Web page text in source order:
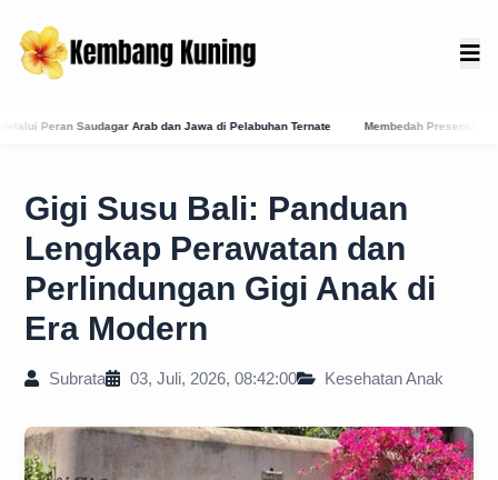
di Pelabuhan Ternate Membedah Presensi Online Karangasem: Strategi Digitalisasi
Gigi Susu Bali: Panduan
Lengkap Perawatan dan
Perlindungan Gigi Anak di
Era Modern
Subrata 03, Juli, 2026, 08:42:00 Kesehatan Anak